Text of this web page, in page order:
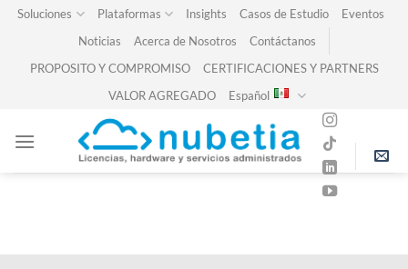
SkipSoluciones Plataformas Insights Casos de Estudio
Eventos
Noticias
Acerca de Nosotros
Contáctanos
PROPOSITO Y COMPROMISO
CERTIFICACIONES Y PARTNERS
VALOR AGREGADO
Español